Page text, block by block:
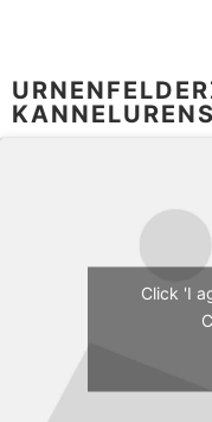
Click 'I